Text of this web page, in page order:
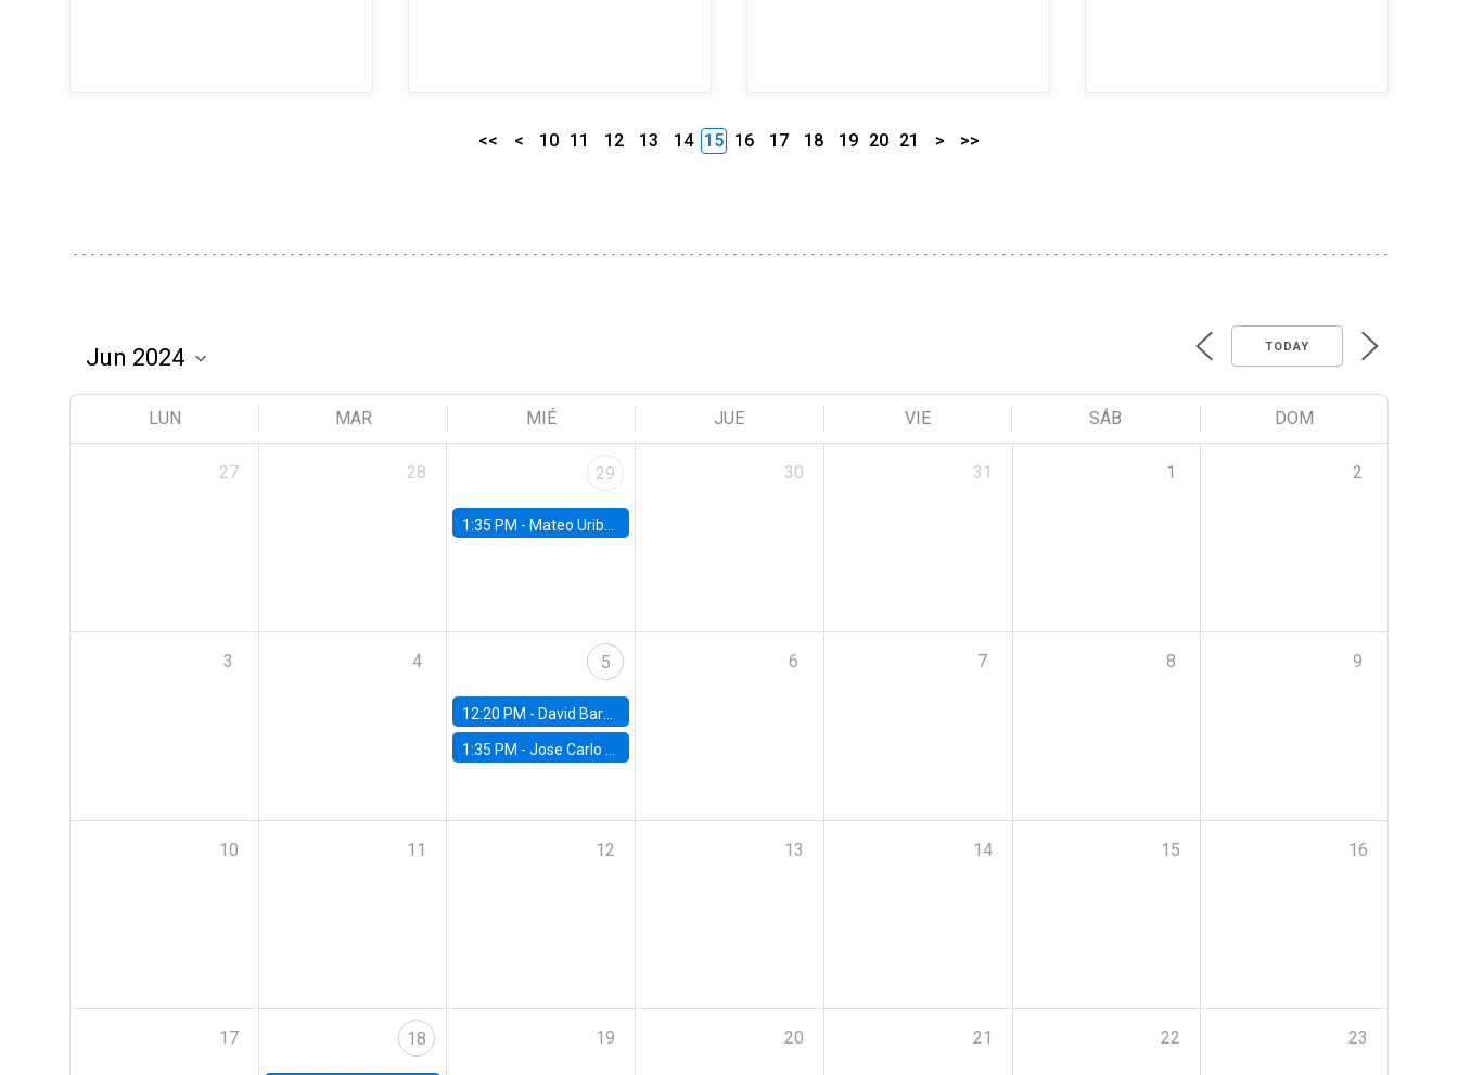
<< < 10 11 12 13 14 15 16 17 18 19 20 21 > >>
TODAY
LUN MAR MIÉ JUE VIE SÁB DOM
27 28 29
1:35 PM - Mateo Uribe-Castro, Universidad de los Andes (Colombia)
30 31 1 2
3 4 5
12:20 PM - David Bardey, Universidad de los Andes - CEDE
1:35 PM -Jose Carlo Bermudez, UC (ME) & World Bank
6 7 8 9
10 11 12 13 14 15 16
17 18 19 20 21 22 23